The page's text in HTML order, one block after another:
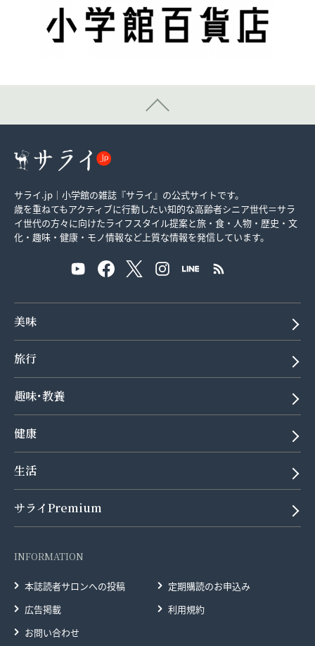
サライ.jp｜小学館の雑誌『サライ』の公式サイトです。
歳を重ねてもアクティブに行動したい知的な高齢者シニア世代＝サラ
イ世代の方々に向けたライフスタイル提案と旅・食・人物・歴史・文
化・趣味・健康・モノ情報など上質な情報を発信しています。
美味
旅行
趣味･教養
健康
生活
サライPremium
INFORMATION
本誌読者サロンへの投稿
定期購読のお申込み
広告掲載
利用規約
お問い合わせ